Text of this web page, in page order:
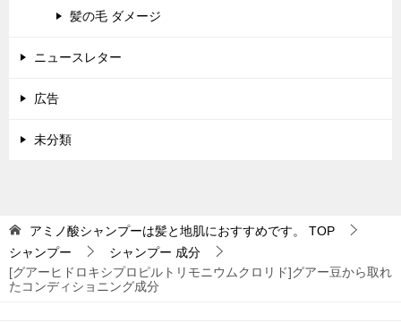
髪の毛 ダメージ
ニュースレター
広告
未分類
アミノ酸シャンプーは髪と地肌におすすめです。
TOP
シャンプー
シャンプー 成分
[グアーヒドロキシプロピルトリモニウムクロリド]グアー豆から取れ
たコンディショニング成分